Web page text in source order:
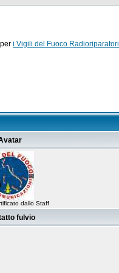
per i Vigili del Fuoco Radioriparatori
dallo Staff
fulvio